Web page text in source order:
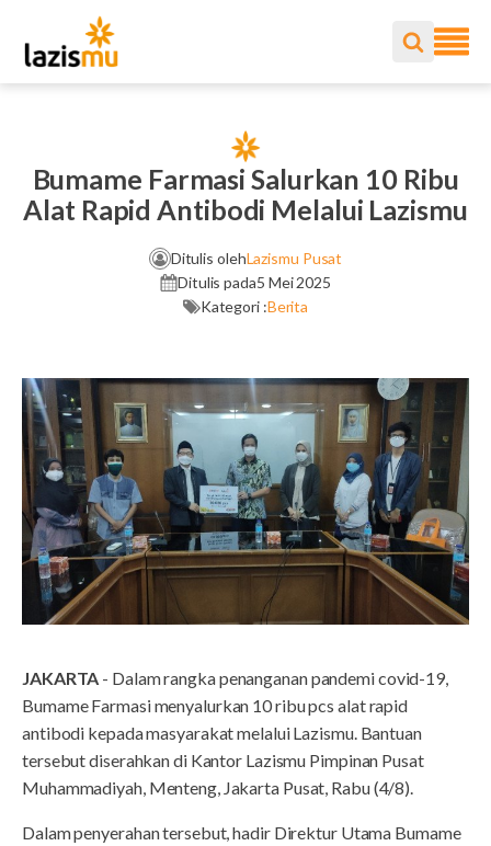
Bumame Farmasi Salurkan 10 Ribu
Alat Rapid Antibodi Melalui Lazismu
Ditulis olehLazismu Pusat
Ditulis pada5 Mei 2025
Kategori :Berita
JAKARTA - Dalam rangka penanganan pandemi covid-19,
Bumame Farmasi menyalurkan 10 ribu pcs alat rapid
antibodi kepada masyarakat melalui Lazismu. Bantuan
tersebut diserahkan di Kantor Lazismu Pimpinan Pusat
Muhammadiyah, Menteng, Jakarta Pusat, Rabu (4/8).
Dalam penyerahan tersebut, hadir Direktur Utama Bumame